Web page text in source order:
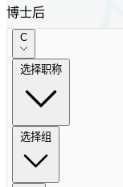
博士后
C
选择职称
选择组